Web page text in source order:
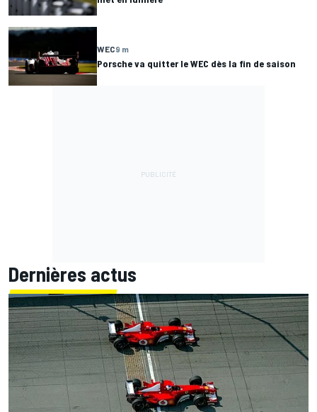
WEC9 m
Porsche va quitter le WEC dès la fin de saison
Dernières actus